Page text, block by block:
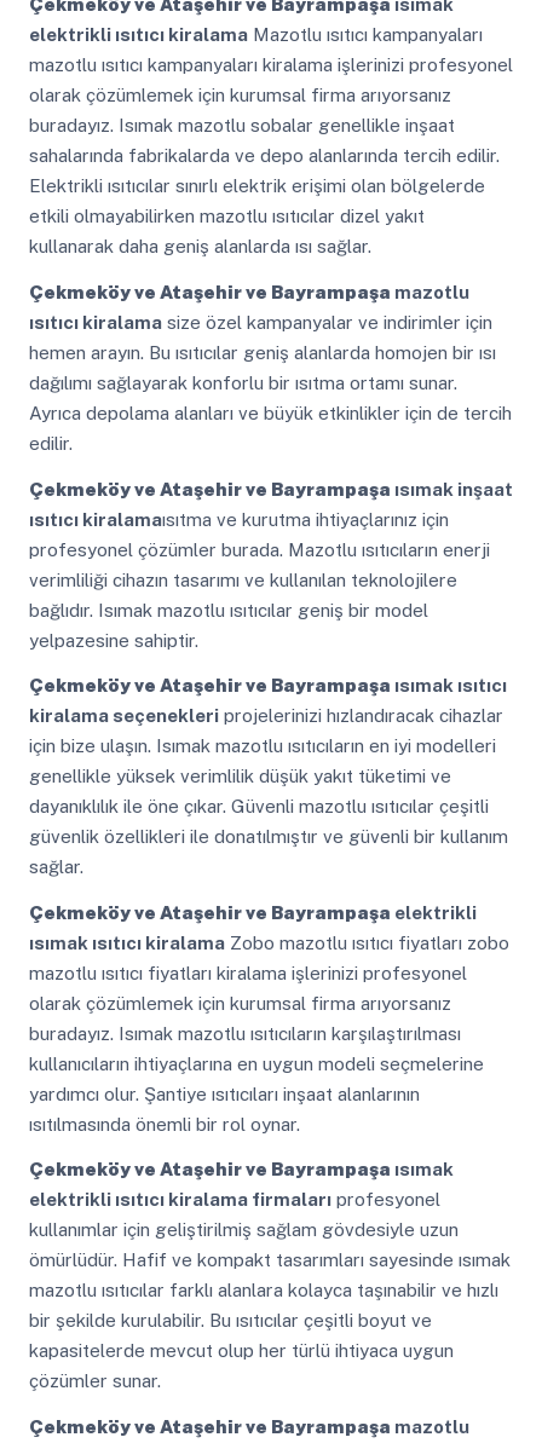
Çekmeköy ve Ataşehir ve Bayrampaşa ısımak
elektrikli ısıtıcı kiralamaMazotlu ısıtıcı kampanyaları
mazotlu ısıtıcı kampanyaları kiralama işlerinizi profesyonel
olarak çözümlemek için kurumsal firma arıyorsanız
buradayız. Isımak mazotlu sobalar genellikle inşaat
sahalarında fabrikalarda ve depo alanlarında tercih edilir.
Elektrikli ısıtıcılar sınırlı elektrik erişimi olan bölgelerde
etkili olmayabilirken mazotlu ısıtıcılar dizel yakıt
kullanarak daha geniş alanlarda ısı sağlar.
Çekmeköy ve Ataşehir ve Bayrampaşa mazotlu
ısıtıcı kiralamasize özel kampanyalar ve indirimler için
hemen arayın. Bu ısıtıcılar geniş alanlarda homojen bir ısı
dağılımı sağlayarak konforlu bir ısıtma ortamı sunar.
Ayrıca depolama alanları ve büyük etkinlikler için de tercih
edilir.
Çekmeköy ve Ataşehir ve Bayrampaşa ısımak inşaat
ısıtıcı kiralamaısıtma ve kurutma ihtiyaçlarınız için
profesyonel çözümler burada. Mazotlu ısıtıcıların enerji
verimliliği cihazın tasarımı ve kullanılan teknolojilere
bağlıdır. Isımak mazotlu ısıtıcılar geniş bir model
yelpazesine sahiptir.
Çekmeköy ve Ataşehir ve Bayrampaşa ısımak ısıtıcı
kiralama seçenekleriprojelerinizi hızlandıracak cihazlar
için bize ulaşın. Isımak mazotlu ısıtıcıların en iyi modelleri
genellikle yüksek verimlilik düşük yakıt tüketimi ve
dayanıklılık ile öne çıkar. Güvenli mazotlu ısıtıcılar çeşitli
güvenlik özellikleri ile donatılmıştır ve güvenli bir kullanım
sağlar.
Çekmeköy ve Ataşehir ve Bayrampaşa elektrikli
ısımak ısıtıcı kiralamaZobo mazotlu ısıtıcı fiyatları zobo
mazotlu ısıtıcı fiyatları kiralama işlerinizi profesyonel
olarak çözümlemek için kurumsal firma arıyorsanız
buradayız. Isımak mazotlu ısıtıcıların karşılaştırılması
kullanıcıların ihtiyaçlarına en uygun modeli seçmelerine
yardımcı olur. Şantiye ısıtıcıları inşaat alanlarının
ısıtılmasında önemli bir rol oynar.
Çekmeköy ve Ataşehir ve Bayrampaşa ısımak
elektrikli ısıtıcı kiralama firmalarıprofesyonel
kullanımlar için geliştirilmiş sağlam gövdesiyle uzun
ömürlüdür. Hafif ve kompakt tasarımları sayesinde ısımak
mazotlu ısıtıcılar farklı alanlara kolayca taşınabilir ve hızlı
bir şekilde kurulabilir. Bu ısıtıcılar çeşitli boyut ve
kapasitelerde mevcut olup her türlü ihtiyaca uygun
çözümler sunar.
Çekmeköy ve Ataşehir ve Bayrampaşa mazotlu